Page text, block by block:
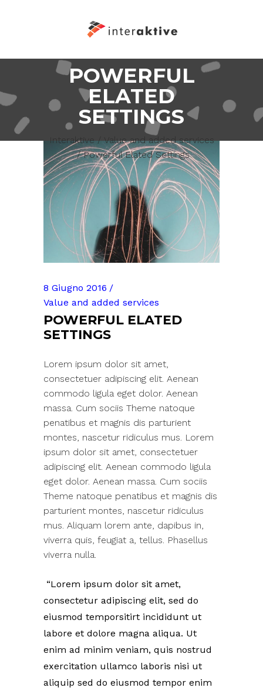
POWERFUL
ELATED
SETTINGS
Interaktive/Value and added services
/Powerful Elated Settings
8 Giugno 2016
Value and added services
POWERFUL ELATED
SETTINGS
Lorem ipsum dolor sit amet,
consectetuer adipiscing elit. Aenean
commodo ligula eget dolor. Aenean
massa. Cum sociis Theme natoque
penatibus et magnis dis parturient
montes, nascetur ridiculus mus. Lorem
ipsum dolor sit amet, consectetuer
adipiscing elit. Aenean commodo ligula
eget dolor. Aenean massa. Cum sociis
Theme natoque penatibus et magnis dis
parturient montes, nascetur ridiculus
mus. Aliquam lorem ante, dapibus in,
viverra quis, feugiat a, tellus. Phasellus
viverra nulla.
Lorem ipsum dolor sit amet,
consectetur adipiscing elit, sed do
eiusmod temporsitirt incididunt ut
labore et dolore magna aliqua. Ut
enim ad minim veniam, quis nostrud
exercitation ullamco laboris nisi ut
aliquip sed do eiusmod tempor enim